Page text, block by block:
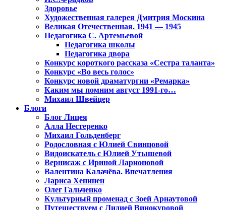
Здоровье
Художественная галерея Дмитрия Москина
Великая Отечественная. 1941 — 1945
Педагогика С. Артемьевой
Педагогика школы
Педагогика двора
Конкурс короткого рассказа «Сестра таланта»
Конкурс «Во весь голос»
Конкурс новой драматургии «Ремарка»
Каким мы помним август 1991-го…
Михаил Швейцер
Блоги
Блог Лицея
Алла Нестеренко
Михаил Гольденберг
Родословная с Юлией Свинцовой
Видоискатель с Юлией Утышевой
Вернисаж с Ириной Ларионовой
Валентина Калачёва. Впечатления
Лариса Хенинен
Олег Гальченко
Культурный променад с Зоей Арнаутовой
Путешествуем с Лидией Винокуровой